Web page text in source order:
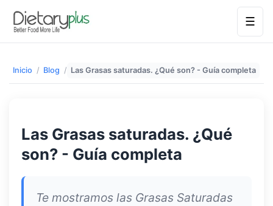
☰
Inicio / Blog / Las Grasas saturadas. ¿Qué son? - Guía completa
Las Grasas saturadas. ¿Qué
son? - Guía completa
Te mostramos las Grasas Saturadas